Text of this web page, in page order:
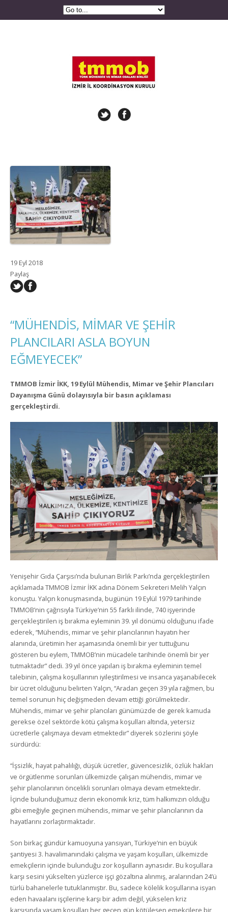
19 Eyl 2018
Paylaş
“MÜHENDİS, MİMAR VE ŞEHİR
PLANCILARI ASLA BOYUN
EĞMEYECEK”
TMMOB İzmir İKK, 19 Eylül Mühendis, Mimar ve Şehir Plancıları
Dayanışma Günü dolayısıyla bir basın açıklaması
gerçekleştirdi.
Yenişehir Gıda Çarşısı’nda bulunan Birlik Parkı’nda gerçekleştirilen
açıklamada TMMOB İzmir İKK adına Dönem Sekreteri Melih Yalçın
konuştu. Yalçın konuşmasında, bugünün 19 Eylül 1979 tarihinde
TMMOB’nin çağrısıyla Türkiye’nin 55 farklı ilinde, 740 işyerinde
gerçekleştirilen iş bırakma eyleminin 39. yıl dönümü olduğunu ifade
ederek, “Mühendis, mimar ve şehir plancılarının hayatın her
alanında, üretimin her aşamasında önemli bir yer tuttuğunu
gösteren bu eylem, TMMOB’nin mücadele tarihinde önemli bir yer
tutmaktadır” dedi. 39 yıl önce yapılan iş bırakma eyleminin temel
talebinin, çalışma koşullarının iyileştirilmesi ve insanca yaşanabilecek
bir ücret olduğunu belirten Yalçın, “Aradan geçen 39 yıla rağmen, bu
temel sorunun hiç değişmeden devam ettiği görülmektedir.
Mühendis, mimar ve şehir plancıları günümüzde de gerek kamuda
gerekse özel sektörde kötü çalışma koşulları altında, yetersiz
ücretlerle çalışmaya devam etmektedir” diyerek sözlerini şöyle
sürdürdü:
“İşsizlik, hayat pahalılığı, düşük ücretler, güvencesizlik, özlük hakları
ve örgütlenme sorunları ülkemizde çalışan mühendis, mimar ve
şehir plancılarının öncelikli sorunları olmaya devam etmektedir.
İçinde bulunduğumuz derin ekonomik kriz, tüm halkımızın olduğu
gibi emeğiyle geçinen mühendis, mimar ve şehir plancılarının da
hayatlarını zorlaştırmaktadır.
Son birkaç gündür kamuoyuna yansıyan, Türkiye’nin en büyük
şantiyesi 3. havalimanındaki çalışma ve yaşam koşulları, ülkemizde
emekçilerin içinde bulunduğu zor koşulların aynasıdır. Bu koşullara
karşı sesini yükselten yüzlerce işçi gözaltına alınmış, aralarından 24’ü
türlü bahanelerle tutuklanmıştır. Bu, sadece kölelik koşullarına isyan
eden havaalanı işçilerine karşı bir adım değil, yükselen kriz
karşısında yaşam koşulları her geçen gün kötüleşen emekçilere bir